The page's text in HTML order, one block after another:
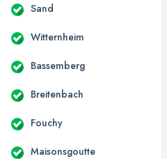
Sand
Witternheim
Bassemberg
Breitenbach
Fouchy
Maisonsgoutte